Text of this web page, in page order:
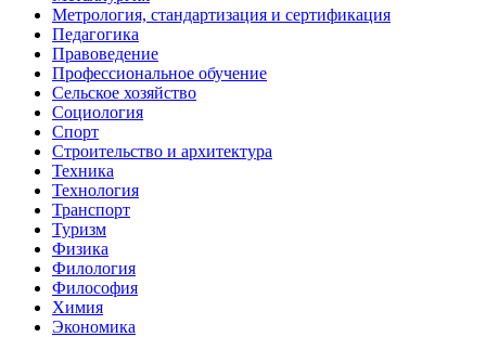
Метрология, стандартизация и сертификация
Педагогика
Правоведение
Профессиональное обучение
Сельское хозяйство
Социология
Спорт
Строительство и архитектура
Техника
Технология
Транспорт
Туризм
Физика
Филология
Философия
Химия
Экономика